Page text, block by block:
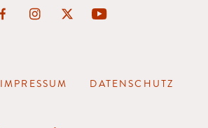
BILDERGALERIE
IMPRESSUM DATENSCHUTZ